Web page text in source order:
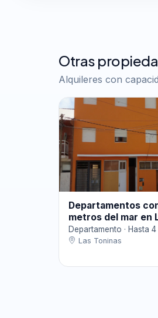
Otras
Alquileres con
Departamentos
metros del mar en
Departamento · Hasta
Las Toninas